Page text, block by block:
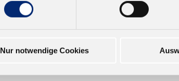
Nur notwendige Cookies
Ab 14,26 € zzgl. MwSt.